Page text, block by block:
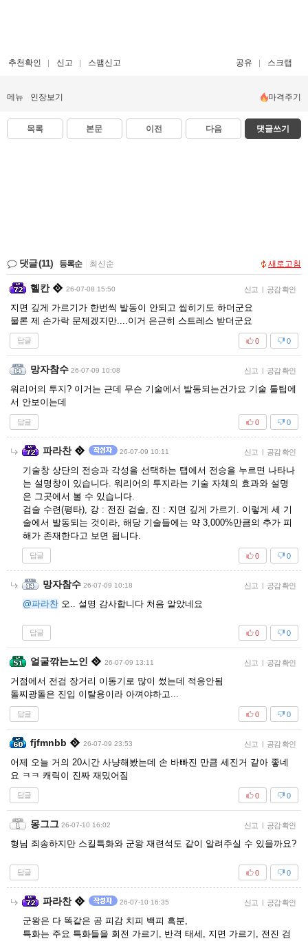
추천확인 신고 스팸신고 공유 스크랩
메뉴 인장보기 마격주기
목록 본문 이전 다음 댓글쓰기
댓글(11) 등록순 최신순 새로고침
헬칸 26-07-08 15:50 신고 | 공감 확인
지면 깊게 가르기가 한번씩 발동이 안되고 씹히기도 하더군요
물론 제 손가락 문제겠지만....이거 은근히 스트레스 받더군요
답글 0
0
망자참수 26-07-09 10:08 신고 | 공감 확인
워리어의 투지? 이거는 근데 무슨 기술에서 발동되는건가요 기술 툴팁에
서 안보이는데
답글 0
0
파라찬 26-07-09 10:11 신고 | 공감 확인
기술창 상단의 전승과 각성을 선택하는 탭에서 전승을 누르면 나타나
는 설명창이 있습니다. 워리어의 투지라는 기술 자체의 효과와 설명
은 그곳에서 볼 수 있습니다.
검술 수련(평타), 강 : 전진 검술, 진 : 지면 깊게 가르기. 이렇게 세 기
술에서 발동되는 것이라, 해당 기술들에는 약 3,000%만큼의 추가 피
해가 존재한다고 보면 됩니다.
답글 0
0
망자참수 26-07-09 10:18 신고 | 공감 확인
@파라찬 오.. 설명 감사합니다 처음 알았네요
답글 0
0
얼굴깎는노인 26-07-09 13:11 신고 | 공감 확인
거점에서 전검 장거리 이동기로 많이 썼는데 적응안됨
돌찌광돌은 진입 이탈용이라 아껴야하고...
답글 0
0
fjfmnbb 26-07-09 23:53 신고 | 공감 확인
어제 오늘 거의 20시간 사냥해봤는데 손 바빠진 만큼 세진거 같아 좋네
요 ㅋㅋ 캐릭이 진짜 재밌어짐
답글 0
0
몽그그 26-07-10 16:02 신고 | 공감 확인
형님 죄송하지만 스킬특화와 군왕 재련석도 같이 알려주실 수 있을까요?
답글 0
0
파라찬 26-07-10 16:35 신고 | 공감 확인
군왕은 다 똑같은 공 피감 치피 백피 흑분,
특화는 주요 특화들을 회전 가르기, 반격 태세, 지면 가르기, 전진 검